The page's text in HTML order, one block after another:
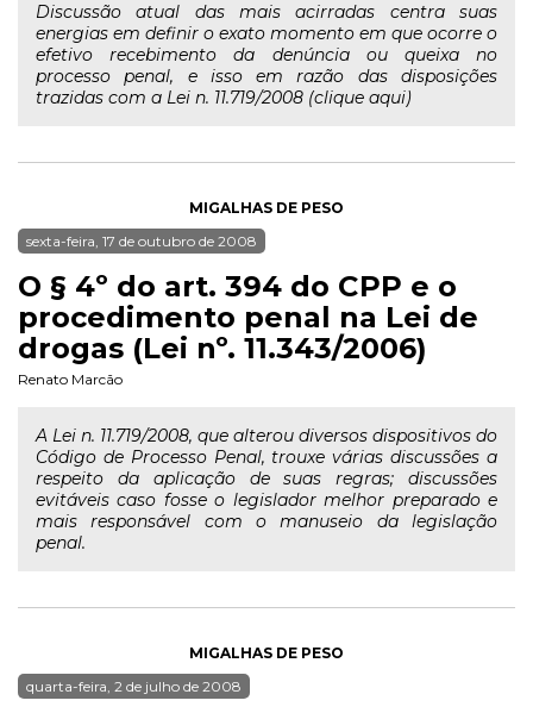
Discussão atual das mais acirradas centra suas
energias em definir o exato momento em que ocorre o
efetivo recebimento da denúncia ou queixa no
processo penal, e isso em razão das disposições
trazidas com a Lei n. 11.719/2008 (clique aqui)
MIGALHAS DE PESO
sexta-feira, 17 de outubro de 2008
O § 4º do art. 394 do CPP e o
procedimento penal na Lei de
drogas (Lei nº. 11.343/2006)
Renato Marcão
A Lei n. 11.719/2008, que alterou diversos dispositivos do
Código de Processo Penal, trouxe várias discussões a
respeito da aplicação de suas regras; discussões
evitáveis caso fosse o legislador melhor preparado e
mais responsável com o manuseio da legislação
penal.
MIGALHAS DE PESO
quarta-feira, 2 de julho de 2008